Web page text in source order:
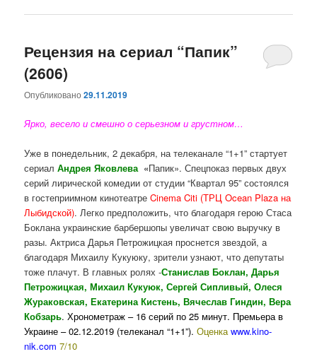
Рецензия на сериал “Папик”
(2606)
Опубликовано29.11.2019
Ярко, весело и смешно о серьезном и грустном…
Уже в понедельник, 2 декабря, на телеканале “1+1” стартует
сериалАндрея Яковлева«Папик». Спецпоказ первых двух
серий лирической комедии от студии “Квартал 95” состоялся
в гостеприимном кинотеатреCinema Citi (ТРЦ Ocean Plaza на
Лыбидской). Легко предположить, что благодаря герою Стаса
Боклана украинские барбершопы увеличат свою выручку в
разы. Актриса Дарья Петрожицкая проснется звездой, а
благодаря Михаилу Кукуюку, зрители узнают, что депутаты
тоже плачут. В главных ролях -Станислав Боклан, Дарья
Петрожицкая, Михаил Кукуюк, Сергей Сипливый, Олеся
Жураковская, Екатерина Кистень, Вячеслав Гиндин, Вера
Кобзарь. Хронометраж – 16 серий по 25 минут. Премьера в
Украине – 02.12.2019 (телеканал “1+1”).Оценкаwww.kino-
nik.com7/10